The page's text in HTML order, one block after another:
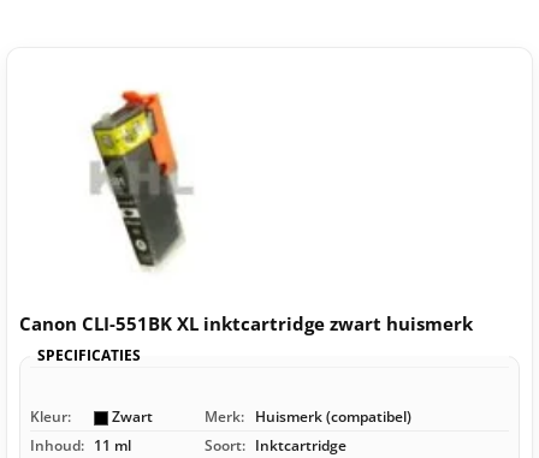
Canon CLI-551BK XL inktcartridge zwart huismerk
SPECIFICATIES
Kleur: Zwart Merk: Huismerk (compatibel)
Inhoud: 11 ml Soort: Inktcartridge